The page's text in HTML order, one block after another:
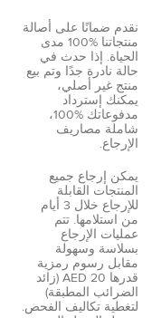
نقدم ضمانًا على أصالة
منتجاتنا %100 مدى
الحياة. إذا حدث في
حالة نادرة جدًا وتم بيع
منتج غير أصلي،
يمكنك إسترداد
مدفوعاتك %100،
شاملة مصاريف
الإرجاع.
يمكن إرجاع جميع
المنتجات القابلة
للإرجاع خلال 3 أيام
من استلامها. تتم
عمليات الإرجاع
بسلاسة وسهولة
مقابل رسوم رمزية
قدرها 20 AED (زائد
الضرائب المطبقة)
لتغطية تكاليف الفحص.